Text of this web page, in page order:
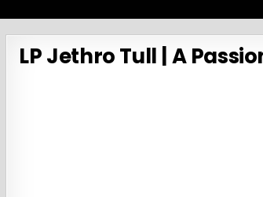
LP Jethro Tull | A